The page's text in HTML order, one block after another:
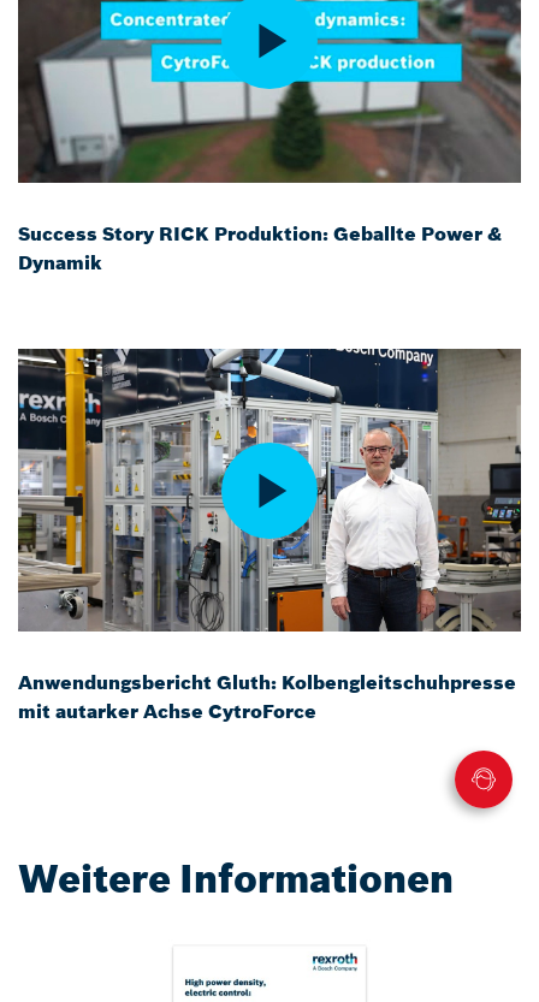
Success Story RICK Produktion: Geballte Power &
Dynamik
Anwendungsbericht Gluth: Kolbengleitschuhpresse
mit autarker Achse CytroForce
Weitere Informationen